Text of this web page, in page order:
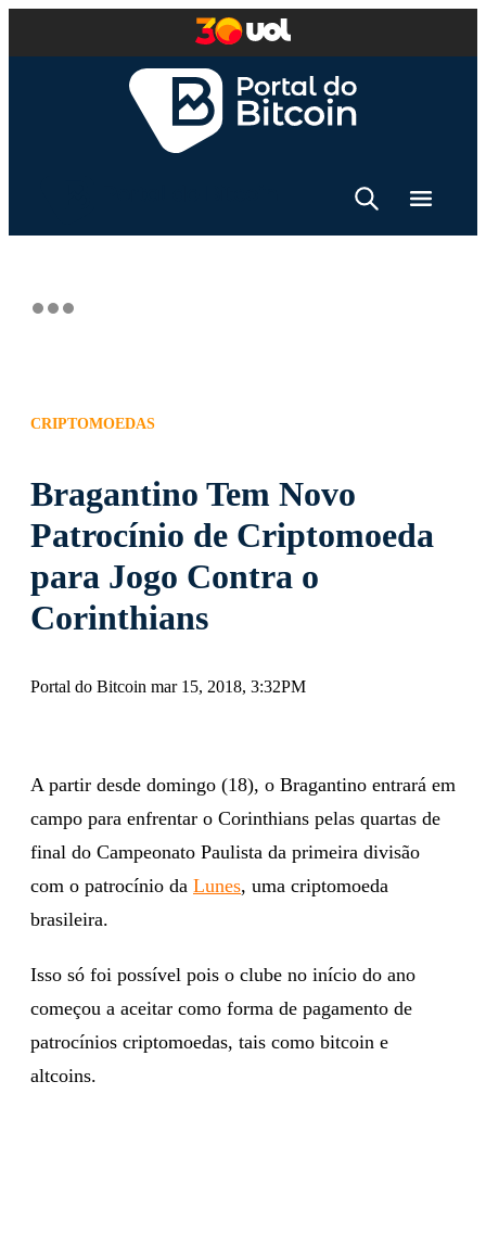
CRIPTOMOEDAS
Bragantino Tem Novo
Patrocínio de Criptomoeda
para Jogo Contra o
Corinthians
Portal do Bitcoin mar 15, 2018, 3:32PM
A partir desde domingo (18), o Bragantino entrará em
campo para enfrentar o Corinthians pelas quartas de
final do Campeonato Paulista da primeira divisão
com o patrocínio da Lunes, uma criptomoeda
brasileira.
Isso só foi possível pois o clube no início do ano
começou a aceitar como forma de pagamento de
patrocínios criptomoedas, tais como bitcoin e
altcoins.